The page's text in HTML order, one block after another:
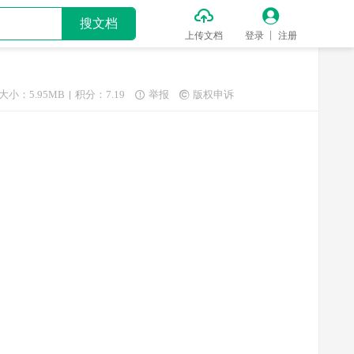
搜文档 
上传文档

登录 注册
小：5.95MB 积分：7.19  举报  版权申诉